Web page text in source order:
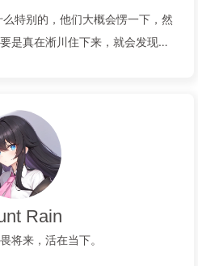
特别的，他们大概会愣一下，然
是真在淅川住下来，就会发现
太太...
Rain
将来，活在当下。